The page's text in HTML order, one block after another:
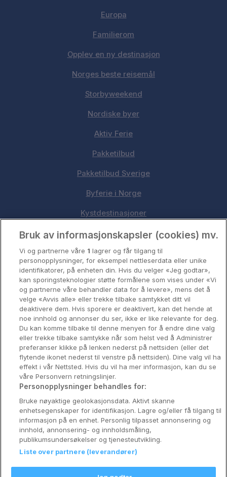
Europa
Familierom
Opplev en ny destinasjon
Norges beste reisemål
Storbyweekend
Nordiske byer
Aktiv Ferie
Pakketilbud
Pakketilbud Sverige
Byferie i Norge
Kystdestinasjoner
Oslo
Stavanger
Bergen
Utforsk Norden
Om Coop HotellKupp
Konkurranse
Koselig avbrekk
Velvære i var
Premiumhotell
Venninnetur
Reservasjonsspørsmål:
Bruk av informasjonskapsler (cookies) mv.
Vi og partnerne våre 1 lagrer og får tilgang til
personopplysninger, for eksempel nettleserdata eller unike
identifikatorer, på enheten din. Hvis du velger «Jeg godtar»,
kan sporingsteknologier støtte formålene som vises under «Vi
og partnerne våre behandler data for å levere», mens det å
velge «Avvis alle» eller trekke tilbake samtykket ditt vil
deaktivere dem. Hvis sporere er deaktivert, kan det hende at
noe innhold og annonser du ser, ikke er like relevante for deg.
Du kan komme tilbake til denne menyen for å endre dine valg
eller trekke tilbake samtykke når som helst ved å Administrer
preferanser klikke på lenken nederst på nettsiden (eller det
flytende ikonet nederst til venstre på nettsiden). Dine valg vil ha
effekt i vår Nettsted. Hvis du vil ha mer informasjon, kan du se
våre Personvern retningslinjer.
Personopplysninger behandles for:
Bruke nøyaktige geolokasjonsdata. Aktivt skanne
enhetsegenskaper for identifikasjon. Lagre og/eller få tilgang til
informasjon på en enhet. Personlig tilpasset annonsering og
innhold, annonsering- og innholdsmåling,
publikumsundersøkelser og tjenesteutvikling.
Liste over partnere (leverandører)